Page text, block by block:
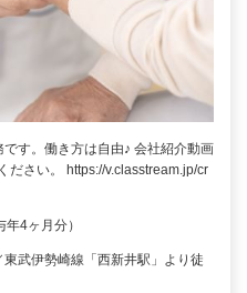
す。働き方は自由♪ 会社紹介動画
ださい。 https://v.classtream.jp/cr
4ヶ月分）
武伊勢崎線「西新井駅」より徒